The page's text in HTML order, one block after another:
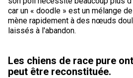
Braque de Weimar
Saint Bernard
Dogue du Tibet
Laika de lakoutie
car un « doodle » est un mélange
mène rapidement à des nœuds
laissés à l'abandon.
Les chiens de race pure
peut être reconstituée.